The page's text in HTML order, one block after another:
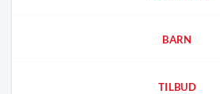
BARN
TILBUD